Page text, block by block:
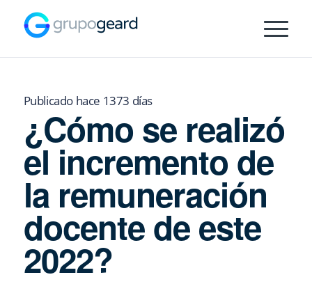
Publicado hace 1373 días
¿Cómo se realizó
el incremento de
la remuneración
docente de este
2022?